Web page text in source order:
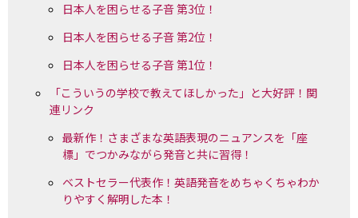
日本人を困らせる子音 第3位！
日本人を困らせる子音 第2位！
日本人を困らせる子音 第1位！
「こういうの学校で教えてほしかった」と大好評！関
連リンク
最新作！さまざまな英語表現のニュアンスを「座
標」でつかみながら発音と共に習得！
ベストセラー代表作！英語発音をめちゃくちゃわか
りやすく解明した本！